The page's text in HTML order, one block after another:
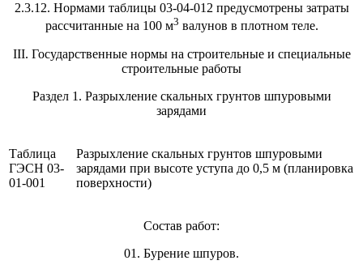
2.3.12. Нормами таблицы 03-04-012 предусмотрены затраты
рассчитанные на 100 м3 валунов в плотном теле.
III. Государственные нормы на строительные и специальные
строительные работы
Раздел 1. Разрыхление скальных грунтов шпуровыми
зарядами
Таблица
ГЭСН 03-
01-001
Разрыхление скальных грунтов шпуровыми
зарядами при высоте уступа до 0,5 м (планировка
поверхности)
Состав работ:
01. Бурение шпуров.